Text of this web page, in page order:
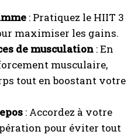
: Pratiquez le HIIT 3
maximiser les gains.
de musculation : En
musculaire,
tout en boostant votre
: Accordez à votre
pour éviter tout